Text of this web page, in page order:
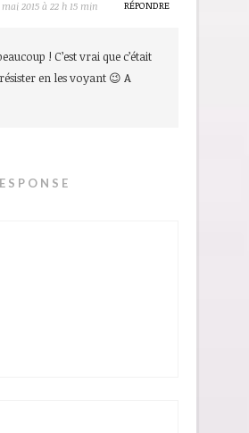
mai 2015 à 22 h 15 min
! C’est vrai que c’était
en les voyant 😉 A
RÉPONDRE